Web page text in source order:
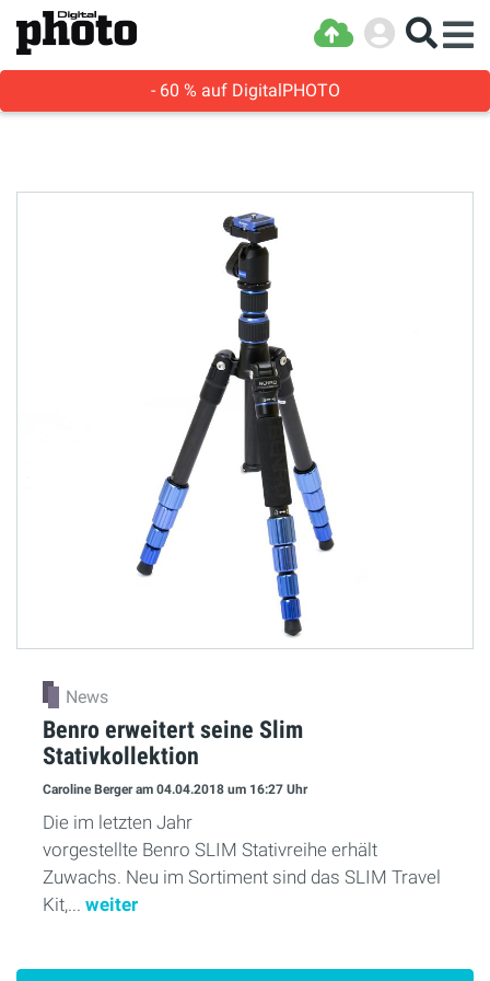
- 60 % auf DigitalPHOTO
News
Benro erweitert seine Slim
Stativkollektion
Caroline Bergeram 04.04.2018 um 16:27 Uhr
Die im letzten Jahr
vorgestellte Benro SLIM Stativreihe erhält
Zuwachs. Neu im Sortiment sind das SLIM Travel
Kit,... weiter